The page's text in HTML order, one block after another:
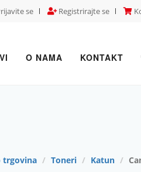
se Registrirajte se
O NAMA KONTAKT
trgovina Toneri Katun